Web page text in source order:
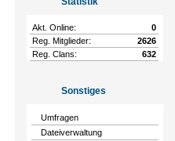
Akt. Online:
0
Reg. Mitglieder:
2626
Reg. Clans:
632
Sonstiges
Umfragen
Dateiverwaltung